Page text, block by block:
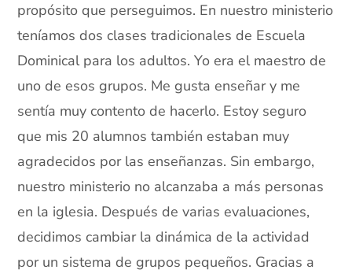
propósito que perseguimos. En nuestro ministerio
teníamos dos clases tradicionales de Escuela
Dominical para los adultos. Yo era el maestro de
uno de esos grupos. Me gusta enseñar y me
sentía muy contento de hacerlo. Estoy seguro
que mis 20 alumnos también estaban muy
agradecidos por las enseñanzas. Sin embargo,
nuestro ministerio no alcanzaba a más personas
en la iglesia. Después de varias evaluaciones,
decidimos cambiar la dinámica de la actividad
por un sistema de grupos pequeños. Gracias a